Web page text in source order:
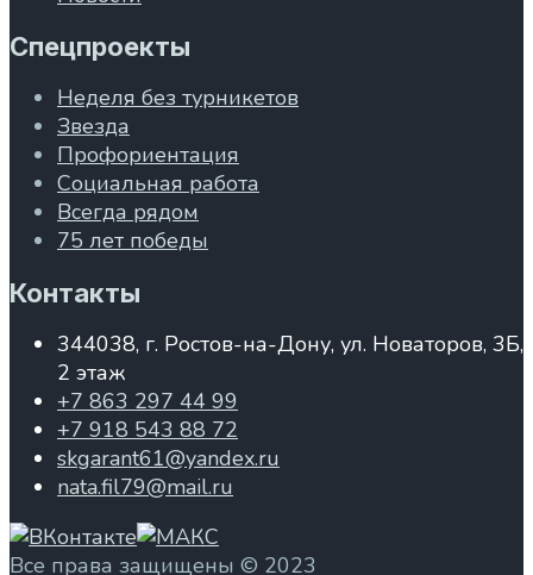
Спецпроекты
Неделя без турникетов
Звезда
Профориентация
Социальная работа
Всегда рядом
75 лет победы
Контакты
344038, г. Ростов-на-Дону, ул. Новаторов, 3Б,
2 этаж
+7 863 297 44 99
+7 918 543 88 72
skgarant61@yandex.ru
nata.fil79@mail.ru
Все права защищены © 2023